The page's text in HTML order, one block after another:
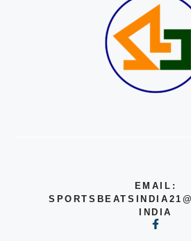
EMAIL:
INDIA